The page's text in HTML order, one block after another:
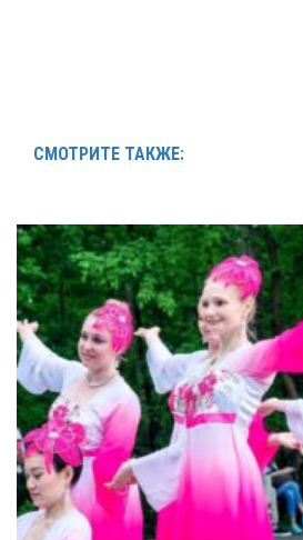
СМОТРИТЕ ТАКЖЕ: